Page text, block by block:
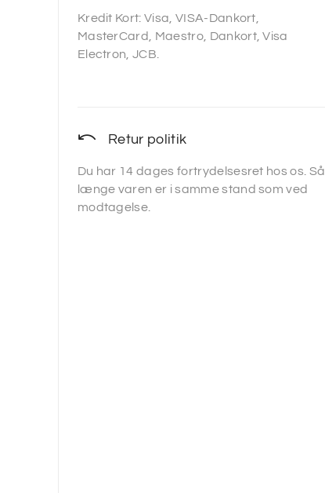
Kredit Kort: Visa, VISA-Dankort,
MasterCard, Maestro, Dankort, Visa
Electron, JCB.
Retur politik
Du har 14 dages fortrydelsesret hos os. Så
længe varen er i samme stand som ved
modtagelse.